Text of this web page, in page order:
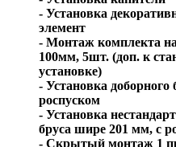
- Установка
элемент
- Монтаж комплекта
100мм, 5шт. (доп. к
установке)
- Установка доборного
роспуском
- Установка
бруса шире 201 мм, с
- Скрытый монтаж 1